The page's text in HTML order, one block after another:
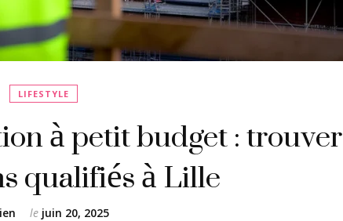
LIFESTYLE
à petit budget : trouver
qualifiés à Lille
le juin 20, 2025